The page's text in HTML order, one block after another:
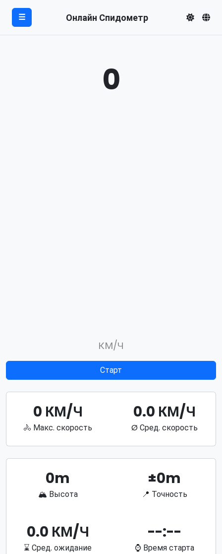
☰ Онлайн Спидометр
0
КМ/Ч
Старт
0 КМ/Ч
🚴 Макс. скорость
0.0 КМ/Ч
Ø Сред. скорость
0m
🏔 Высота
±0m
📍 Точность
0.0 КМ/Ч
⌛ Сред. ожидание
--:--
⌚ Время старта